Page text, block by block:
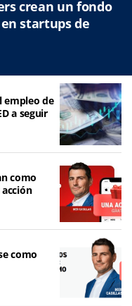
crean un fondo
startups de
empleo de
a seguir
como
como